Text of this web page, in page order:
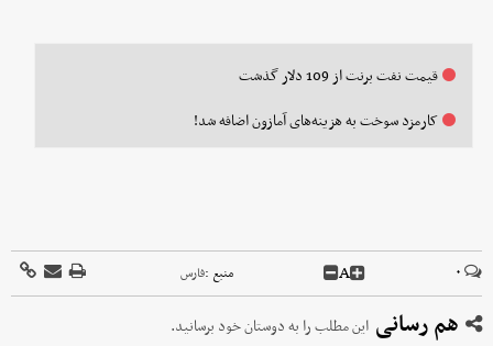
قیمت نفت برنت از 109 دلار گذشت
کارمزد سوخت به هزینه‌های آمازون اضافه شد!
۰ A منبع :فارس
هم رسانی این مطلب را به دوستان خود برسانید.